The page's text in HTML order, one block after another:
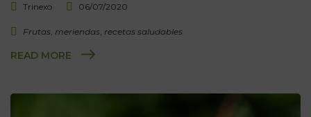
Trinexo 06/07/2020
Frutas meriendas recetas saludables
READ MORE